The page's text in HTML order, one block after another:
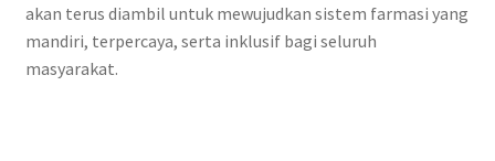
akan terus diambil untuk mewujudkan sistem farmasi yang
mandiri, terpercaya, serta inklusif bagi seluruh
masyarakat.